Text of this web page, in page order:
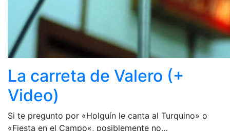
La carreta de Valero (+
Video)
Si te pregunto por «Holguín le canta al Turquino» o
«Fiesta en el Campo«, posiblemente no…